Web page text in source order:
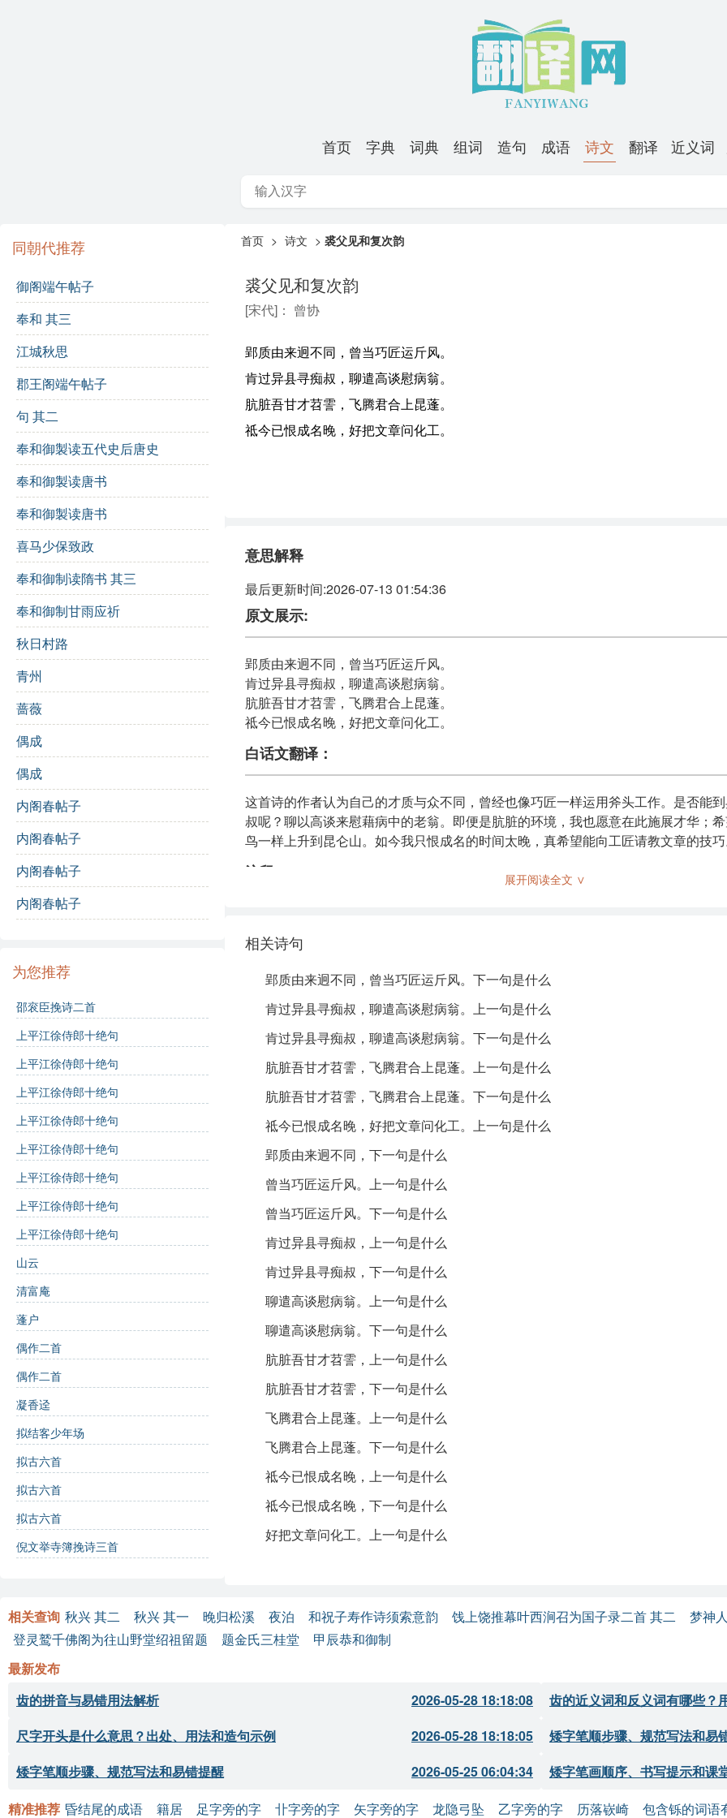
首页 字典 词典 组词 造句 成语 诗文 翻译 近义词
同朝代推荐
御阁端午帖子
奉和 其三
江城秋思
郡王阁端午帖子
句 其二
奉和御製读五代史后唐史
奉和御製读唐书
奉和御製读唐书
喜马少保致政
奉和御制读隋书 其三
奉和御制甘雨应祈
秋日村路
青州
蔷薇
偶成
偶成
内阁春帖子
内阁春帖子
内阁春帖子
内阁春帖子
为您推荐
邵衮臣挽诗二首
上平江徐侍郎十绝句
上平江徐侍郎十绝句
上平江徐侍郎十绝句
上平江徐侍郎十绝句
上平江徐侍郎十绝句
上平江徐侍郎十绝句
上平江徐侍郎十绝句
上平江徐侍郎十绝句
山云
清富庵
蓬户
偶作二首
偶作二首
凝香迳
拟结客少年场
拟古六首
拟古六首
拟古六首
倪文举寺簿挽诗三首
首页 > 诗文 >裘父见和复次韵
裘父见和复次韵
[宋代]： 曾协
郢质由来迥不同，曾当巧匠运斤风。
肯过异县寻痴叔，聊遣高谈慰病翁。
肮脏吾甘才苕霅，飞腾君合上昆蓬。
祗今已恨成名晚，好把文章问化工。
意思解释
最后更新时间:2026-07-13 01:54:36
原文展示:
郢质由来迥不同，曾当巧匠运斤风。
肯过异县寻痴叔，聊遣高谈慰病翁。
肮脏吾甘才苕霅，飞腾君合上昆蓬。
祗今已恨成名晚，好把文章问化工。
白话文翻译：
这首诗的作者认为自己的才质与众不同，曾经也像巧匠一样运用斧头工作。是否能
叔呢？聊以高谈来慰藉病中的老翁。即便是肮脏的环境，我也愿意在此施展才华；
鸟一样上升到昆仑山。如今我只恨成名的时间太晚，真希望能向工匠请教文章的技巧
注释：
巧匠
：指技术高超的工匠。
运斤风：运用斧头的风采，形容技艺高超。
痴叔：可能指代某位追求艺术的人。
高谈：高谈阔论，畅所欲言。
肮脏：形容环境不洁。
苕霅：指苕溪，可能用来形容生活的困苦。
昆蓬：昆仑山，象征高远的理想。
诗词背景：
作者介绍：
曾协，南宋时期的诗人，其作品多涉及个人情感和艺术追求，风格独特，展现了对工
这首诗写于曾协对自己艺术生涯的反思，通过对比与自我审视，表达了他对艺术的热
诗歌鉴赏：
见，作者对自我能力的认同，为全诗奠定了基调。接着提到“曾当巧匠运斤风”，既展
后半部分的“肮脏吾甘才苕霅”更是将个人的理想与现实环境的对比推向高潮，表现
时“飞腾君合上昆蓬”象征着对理想境界的向往，展现了诗人心中的高远追求。“好把
工艺与文学的结合思考，显示了他渴望向前辈学习的谦逊态度。
展开阅读全文 ∨
相关诗句
郢质由来迥不同，曾当巧匠运斤风。下一句是什么
肯过异县寻痴叔，聊遣高谈慰病翁。上一句是什么
肯过异县寻痴叔，聊遣高谈慰病翁。下一句是什么
肮脏吾甘才苕霅，飞腾君合上昆蓬。上一句是什么
肮脏吾甘才苕霅，飞腾君合上昆蓬。下一句是什么
祗今已恨成名晚，好把文章问化工。上一句是什么
郢质由来迥不同，下一句是什么
曾当巧匠运斤风。上一句是什么
曾当巧匠运斤风。下一句是什么
肯过异县寻痴叔，上一句是什么
肯过异县寻痴叔，下一句是什么
聊遣高谈慰病翁。上一句是什么
聊遣高谈慰病翁。下一句是什么
肮脏吾甘才苕霅，上一句是什么
肮脏吾甘才苕霅，下一句是什么
飞腾君合上昆蓬。上一句是什么
飞腾君合上昆蓬。下一句是什么
祗今已恨成名晚，上一句是什么
祗今已恨成名晚，下一句是什么
好把文章问化工。上一句是什么
相关查询 秋兴 其二 秋兴 其一 晚归松溪 夜泊 和祝子寿作诗须索意韵 饯上饶推幕叶西涧召为国子录二首 其二
梦神
登灵鹫千佛阁为往山野堂绍祖留题
题金氏三桂堂
甲辰恭和御制
最新发布
齿的拼音与易错用法解析
2026-05-28 18:18:08 齿的近义词和反义词有哪些？
尺字开头是什么意思？出处、用法和造句示例
2026-05-28 18:18:05 矮字笔顺步骤、规范写法和易
矮字笔顺步骤、规范写法和易错提醒
2026-05-25 06:04:34 矮字笔画顺序、书写提示和课
精准推荐 昏结尾的成语 籍居 足字旁的字 卝字旁的字 矢字旁的字 龙隐弓坠 乙字旁的字 历落嵚崎 包含铄的词语